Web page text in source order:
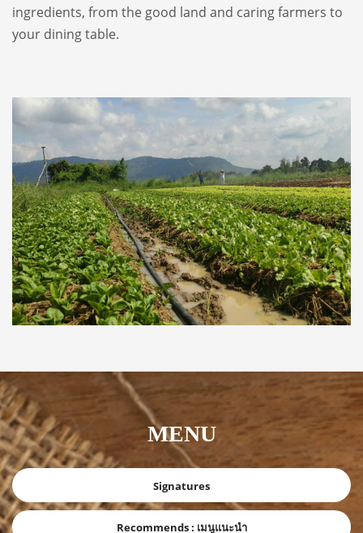
ingredients, from the good land and caring farmers to
your dining table.
MENU
Signatures
Recommends : เมนูแนะนำ